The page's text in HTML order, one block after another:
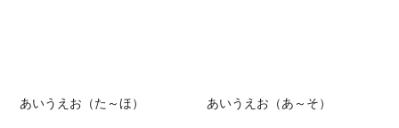
あいうえお（た～ほ） あいうえお（あ～そ）